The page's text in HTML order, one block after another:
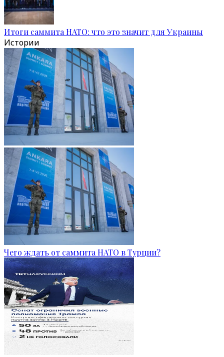
Итоги саммита НАТО: что это значит для Украины
Истории
Чего ждать от саммита НАТО в Турции?